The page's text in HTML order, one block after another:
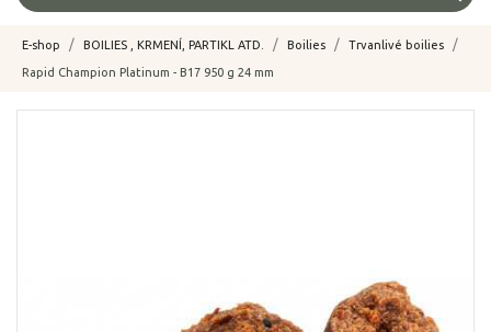
E-shop BOILIES , KRMENÍ, PARTIKL ATD. Boilies Trvanlivé boilies
Rapid Champion Platinum - B17 950 g 24 mm